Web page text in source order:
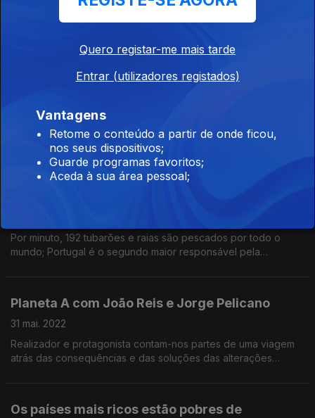
Bolsonaro diz que só precisamos de liberdade, Bruno Pereira
e Dom Philips continuam desaparecidos na Amazónia e
seco dos últimos 91.
Cerâmica e sustentabilidade com Ar.Co e
07 jun. 2022
Um olhar sobre a produção de um ponto de vista artístico e,
assim, como antídoto para o consumismo desenfreado e a
cultura descartável. Com Vasco Futscher Pereira e Melissa
Truniger.
Por minuto, 192 tubarões e raias são pescados por todo o
mundo; Portugal é o segundo maior responsável pela
Planeta A com João Reis e Jorge Pelicano
31 mai. 2022
Realizador e protagonista contam-nos partes de uma viagem
atrás das consequências e das soluções das alterações
Os países mais ricos estão pobres de
Quero registar-me mais tarde
Entrar (utilizadores registados)
Vantagens
Retome o conteúdo a partir de onde ficou,
nos seus dispositivos;
Guarde programas favoritos;
Aceda à sua área pessoal;